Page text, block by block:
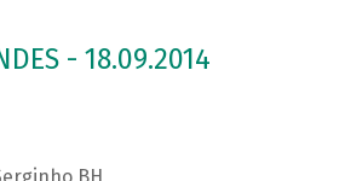
- 18.09.2014